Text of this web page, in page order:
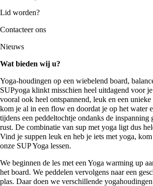
Lid worden?
Contacteer ons
Nieuws
Wat bieden wij u?
Yoga-houdingen op een wiebelend board,
SUPyoga klinkt misschien heel uitdagend voor
vooral ook heel ontspannend, leuk en een
kom je al in een flow en doordat je op het water
tijdens een peddeltochtje ondanks de inspanning
rust. De combinatie van sup met yoga ligt dus
Vind je suppen leuk en heb je iets met yoga, kom
onze SUP Yoga lessen.
We beginnen de les met een Yoga warming up
het board. We peddelen vervolgens naar een
plas. Daar doen we verschillende